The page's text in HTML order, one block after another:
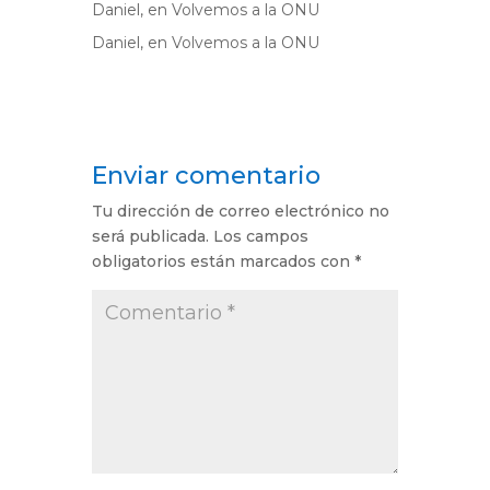
Daniel, en Volvemos a la ONU
Daniel, en Volvemos a la ONU
Enviar comentario
Tu dirección de correo electrónico no
será publicada. Los campos
obligatorios están marcados con *